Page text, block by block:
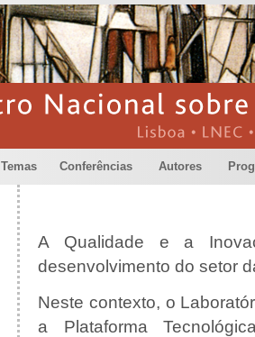
Temas Conferências Autores
A Qualidade e a
desenvolvimento do setor
Neste contexto, o
a Plataforma